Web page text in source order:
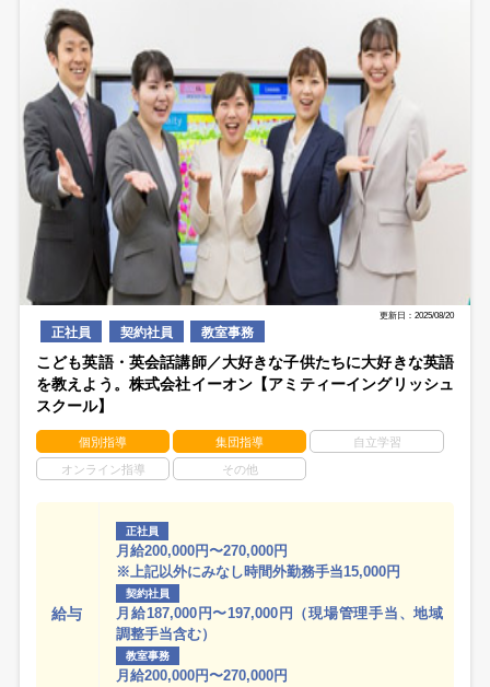
更新日：2025/08/20
正社員 契約社員 教室事務
こども英語・英会話講師／大好きな子供たちに大好きな英語
を教えよう。株式会社イーオン【アミティーイングリッシュ
スクール】
個別指導 集団指導 自立学習
オンライン指導 その他
給与
正社員
月給200,000円〜270,000円
※上記以外にみなし時間外勤務手当15,000円
契約社員
月給187,000円〜197,000円（現場管理手当、地域
調整手当含む）
教室事務
月給200,000円〜270,000円